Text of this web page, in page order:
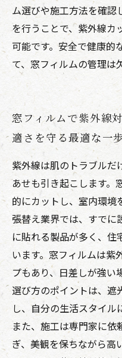
ム選びや施工方法を確認
を行うことで、紫外線カ
可能です。安全で健康的
て、窓フィルムの管理は
窓フィルムで紫外線
適さを守る最適な一
紫外線は肌のトラブルだ
あせも引き起こします。
的にカットし、室内環境
張替え業界では、すでに
に貼れる製品が多く、住
います。窓フィルムは紫
プもあり、日差しが強い
選び方のポイントは、遮
し、自分の生活スタイル
また、施工は専門家に依
ぎ、美観を保ちながら高